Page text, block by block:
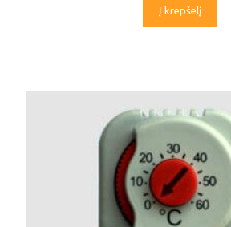
Į krepšelį